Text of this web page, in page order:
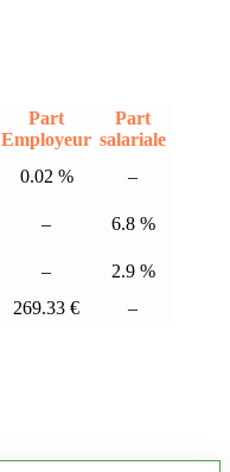
Part
Employeur
Part
salariale
0.02 %
–
–
6.8 %
–
2.9 %
269.33 € –